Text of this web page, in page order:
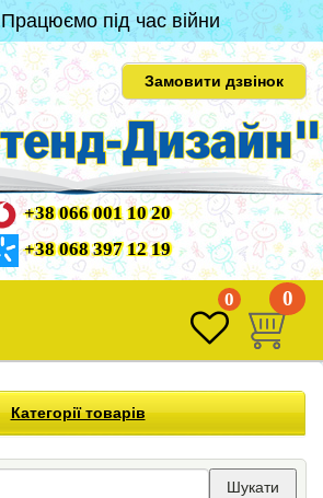
Працюємо під час війни
Замовити дзвінок
+38 066 001 10 20
+38 068 397 12 19
0 0
Категорії товарів
Шукати